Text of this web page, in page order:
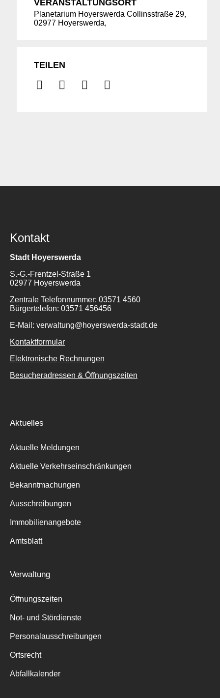
VERANSTALTUNGSORT
Planetarium Hoyerswerda Collinsstraße 29,
02977 Hoyerswerda,
TEILEN
Kontakt
Stadt Hoyerswerda
S.-G.-Frentzel-Straße 1
02977 Hoyerswerda
Zentrale Telefonnummer: 03571 4560
Bürgertelefon: 03571 456456
E-Mail: verwaltung@hoyerswerda-stadt.de
Kontaktformular
Elektronische Rechnungen
Besucheradressen & Öffnungszeiten
Aktuelles
Aktuelle Meldungen
Aktuelle Verkehrseinschränkungen
Bekanntmachungen
Ausschreibungen
Immobilienangebote
Amtsblatt
Verwaltung
Öffnungszeiten
Not- und Stördienste
Personalausschreibungen
Ortsrecht
Abfallkalender